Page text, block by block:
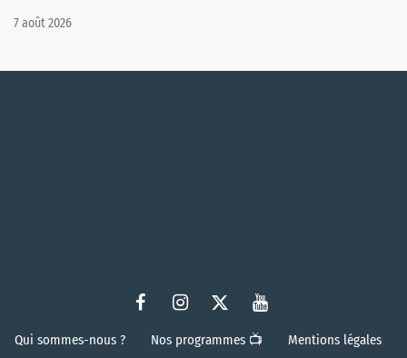
7 août 2026
Qui sommes-nous ? Nos programmes 📺
Mentions légales